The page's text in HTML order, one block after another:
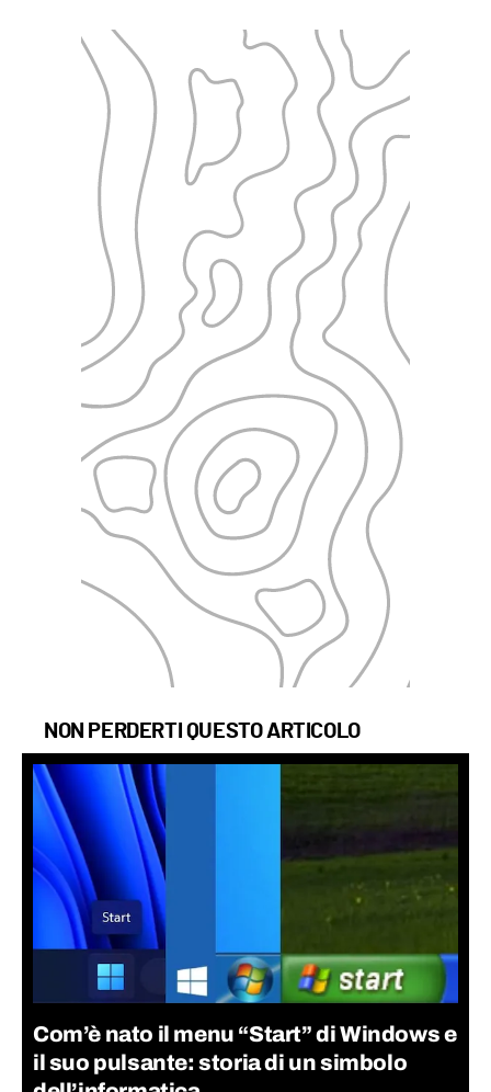
NON PERDERTI QUESTO ARTICOLO
Com’è nato il menu “Start” di Windows e
il suo pulsante: storia di un simbolo